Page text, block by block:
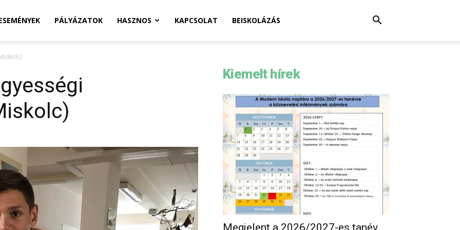
PÁLYÁZATOK HASZNOS KAPCSOLAT BEISKOLÁZÁS
Kiemelt hírek
Megjelent a 2026/2027-es tanév